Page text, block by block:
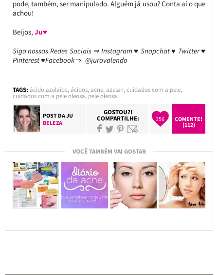
pode, também, ser manipulado. Alguém já usou? Conta aí o que
achou!
Beijos, Ju♥
Siga nossas Redes Sociais ⇒ Instagram ♥ Snapchat ♥ Twitter ♥
Pinterest ♥Facebook⇒ @jurovalendo
TAGS: ácido azelaico,ácidos,acne,azelan,cuidados com a pele,
cuidados com a pele oleosa, pele oleosa
POST DAJU
BELEZA
GOSTOU?!
COMPARTILHE: 356
COMENTE!
(112)
VOCÊ TAMBÉM VAI GOSTAR